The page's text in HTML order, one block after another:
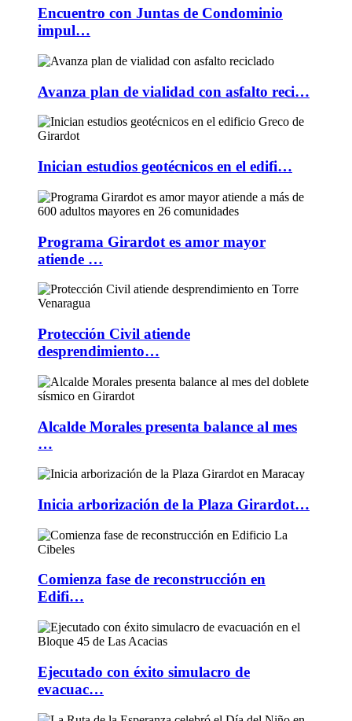
Encuentro con Juntas de Condominio
impul…
Avanza plan de vialidad con asfalto reci…
Inician estudios geotécnicos en el edifi…
Programa Girardot es amor mayor
atiende …
Protección Civil atiende
desprendimiento…
Alcalde Morales presenta balance al mes
…
Inicia arborización de la Plaza Girardot…
Comienza fase de reconstrucción en
Edifi…
Ejecutado con éxito simulacro de
evacuac…